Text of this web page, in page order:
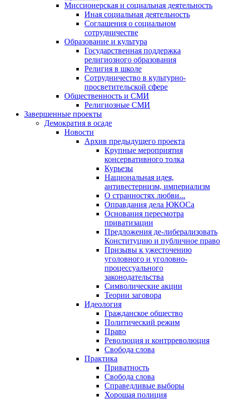
Миссионерская и социальная деятельность
Иная социальная деятельность
Соглашения о социальном
сотрудничестве
Образование и культура
Государственная поддержка
религиозного образования
Религия в школе
Сотрудничество в культурно-
просветительской сфере
Общественность и СМИ
Религиозные СМИ
Завершенные проекты
Демократия в осаде
Новости
Архив предыдущего проекта
Крупные мероприятия
консервативного толка
Курьезы
Национальная идея,
антивестернизм, империализм
О странностях любви...
Оправдания дела ЮКОСа
Основания пересмотра
приватизации
Предложения де-либерализовать
Конституцию и публичное право
Призывы к ужесточению
уголовного и уголовно-
процессуального
законодательства
Символические акции
Теории заговора
Идеология
Гражданское общество
Политический режим
Право
Революция и контрреволюция
Свобода слова
Практика
Приватность
Свобода слова
Справедливые выборы
Хорошая полиция